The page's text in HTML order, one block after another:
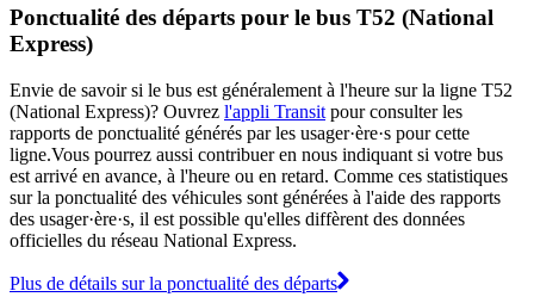
Ponctualité des départs pour le bus T52 (National
Express)
Envie de savoir si le bus est généralement à l'heure sur la ligne T52
(National Express)? Ouvrez l'appli Transit pour consulter les
rapports de ponctualité générés par les usager·ère·s pour cette
ligne.Vous pourrez aussi contribuer en nous indiquant si votre bus
est arrivé en avance, à l'heure ou en retard. Comme ces statistiques
sur la ponctualité des véhicules sont générées à l'aide des rapports
des usager·ère·s, il est possible qu'elles diffèrent des données
officielles du réseau National Express.
Plus de détails sur la ponctualité des départs